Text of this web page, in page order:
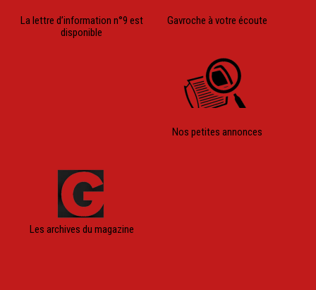
La lettre d’information n°9 est
disponible
Gavroche à votre écoute
Nos petites annonces
Les archives du magazine